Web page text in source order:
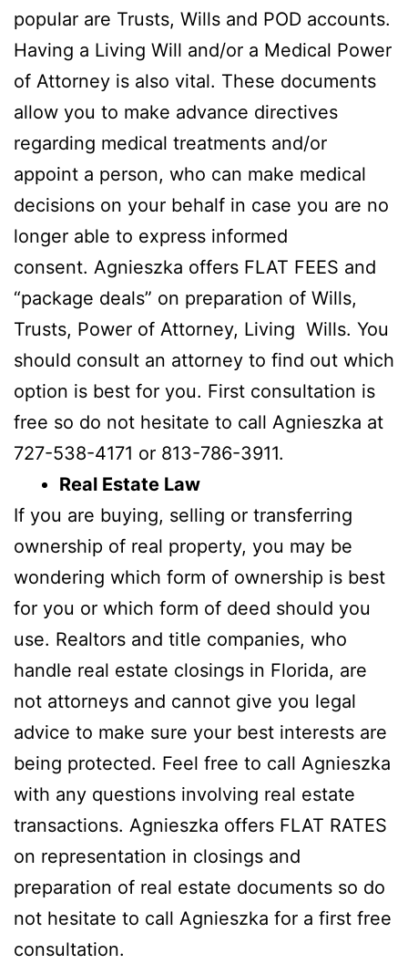
popular are Trusts, Wills and POD accounts.
Having a Living Will and/or a Medical Power
of Attorney is also vital. These documents
allow you to make advance directives
regarding medical treatments and/or
appoint a person, who can make medical
decisions on your behalf in case you are no
longer able to express informed
consent. Agnieszka offers FLAT FEES and
“package deals” on preparation of Wills,
Trusts, Power of Attorney, Living Wills. You
should consult an attorney to find out which
option is best for you. First consultation is
free so do not hesitate to call Agnieszka at
727-538-4171 or 813-786-3911.
Real Estate Law
If you are buying, selling or transferring
ownership of real property, you may be
wondering which form of ownership is best
for you or which form of deed should you
use. Realtors and title companies, who
handle real estate closings in Florida, are
not attorneys and cannot give you legal
advice to make sure your best interests are
being protected. Feel free to call Agnieszka
with any questions involving real estate
transactions. Agnieszka offers FLAT RATES
on representation in closings and
preparation of real estate documents so do
not hesitate to call Agnieszka for a first free
consultation.